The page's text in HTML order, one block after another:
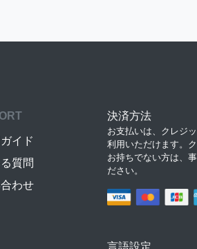
イド
質問
わせ
決済方法
お支払いは、クレジ
利用いただけます。
お持ちでない方は、
ださい。
言語設定